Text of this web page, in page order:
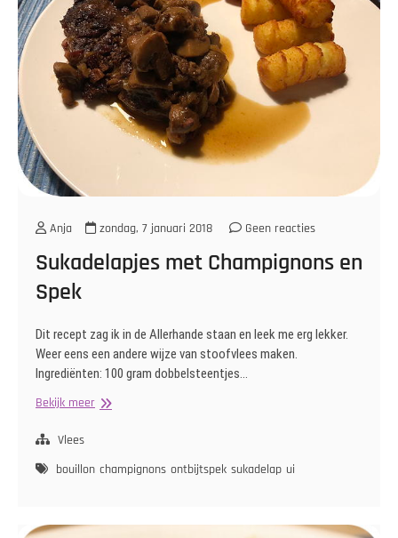
Anja zondag, 7 januari 2018 Geen reacties
Sukadelapjes met Champignons en
Spek
Dit recept zag ik in de Allerhande staan en leek me erg lekker.
Weer eens een andere wijze van stoofvlees maken.
Ingrediënten: 100 gram dobbelsteentjes…
Bekijk meerSukadelapjes
Spek
Vlees
bouillon champignons ontbijtspek sukadelap ui